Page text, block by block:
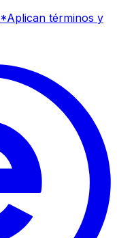
*Aplican términos y